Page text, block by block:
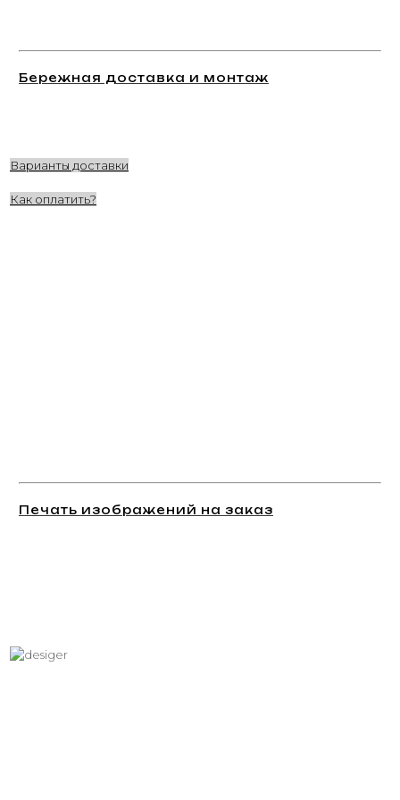
Бережная доставка и монтаж
Варианты доставки
Как оплатить?
Печать изображений на заказ